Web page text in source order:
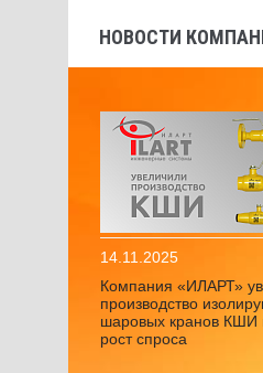
НОВОСТИ
14.11.2025
Компания «ИЛАРТ»
производство
шаровых кранов КШИ
рост спроса